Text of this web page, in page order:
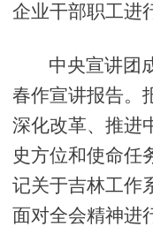
企业干部职工进
中央宣讲团
春作宣讲报告。
深化改革、推进
史方位和使命任
记关于吉林工作
面对全会精神进